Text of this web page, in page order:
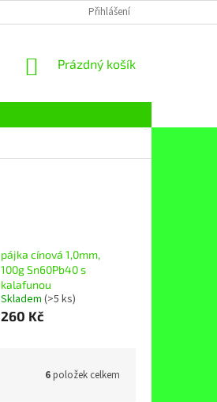
Přihlášení
NÁKUPNÍ
Prázdný košík
pájka cínová 1,0mm,
100g Sn60Pb40 s
kalafunou
Skladem (>5 ks)
260 Kč
6položek celkem